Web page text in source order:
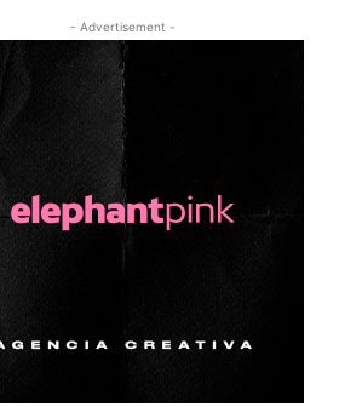
- Advertisement -